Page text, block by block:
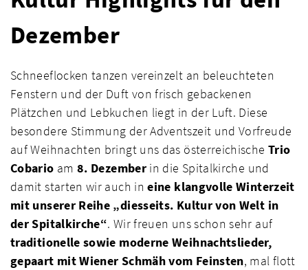
Dezember
Schneeflocken tanzen vereinzelt an beleuchteten
Fenstern und der Duft von frisch gebackenen
Plätzchen und Lebkuchen liegt in der Luft. Diese
besondere Stimmung der Adventszeit und Vorfreude
auf Weihnachten bringt uns das österreichische Trio
Cobario am 8. Dezemberin die Spitalkirche und
damit starten wir auch ineine klangvolle Winterzeit
mit unserer Reihe „diesseits. Kultur von Welt in
der Spitalkirche“. Wir freuen uns schon sehr auf
traditionelle sowie moderne Weihnachtslieder,
gepaart mit Wiener Schmäh vom Feinsten, mal flott